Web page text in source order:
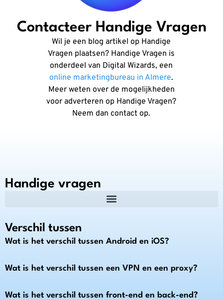
Contacteer Handige Vragen
Wil je een blog artikel op Handige
Vragen plaatsen? Handige Vragen is
onderdeel van Digital Wizards, een
online marketingbureau in Almere.
Meer weten over de mogelijkheden
voor adverteren op Handige Vragen?
Neem dan contact op.
Handige vragen
Verschil tussen
Wat is het verschil tussen Android en iOS?
Wat is het verschil tussen een VPN en een proxy?
Wat is het verschil tussen front-end en back-end?